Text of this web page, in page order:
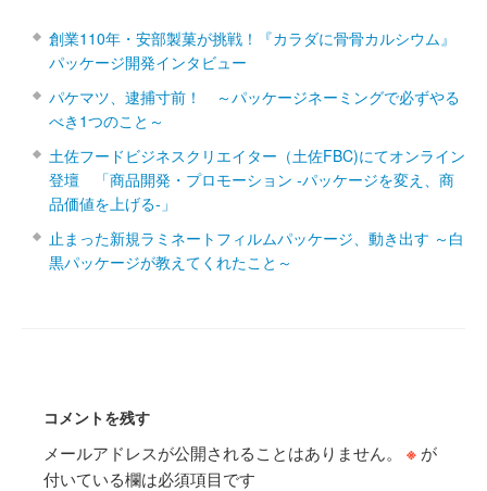
創業110年・安部製菓が挑戦！『カラダに骨骨カルシウム』
パッケージ開発インタビュー
パケマツ、逮捕寸前！ ～パッケージネーミングで必ずやる
べき1つのこと～
土佐フードビジネスクリエイター（土佐FBC)にてオンライン
登壇 「商品開発・プロモーション ‐パッケージを変え、商
品価値を上げる‐」
止まった新規ラミネートフィルムパッケージ、動き出す ～白
黒パッケージが教えてくれたこと～
コメントを残す
メールアドレスが公開されることはありません。 ※ が
付いている欄は必須項目です